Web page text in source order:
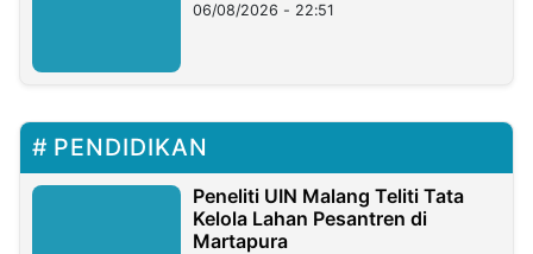
06/08/2026 - 22:51
PENDIDIKAN
Peneliti UIN Malang Teliti Tata
Kelola Lahan Pesantren di
Martapura